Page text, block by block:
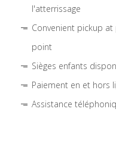
l'atterrissage
Convenient pickup
point
Sièges enfants
Paiement en et hors
Assistance